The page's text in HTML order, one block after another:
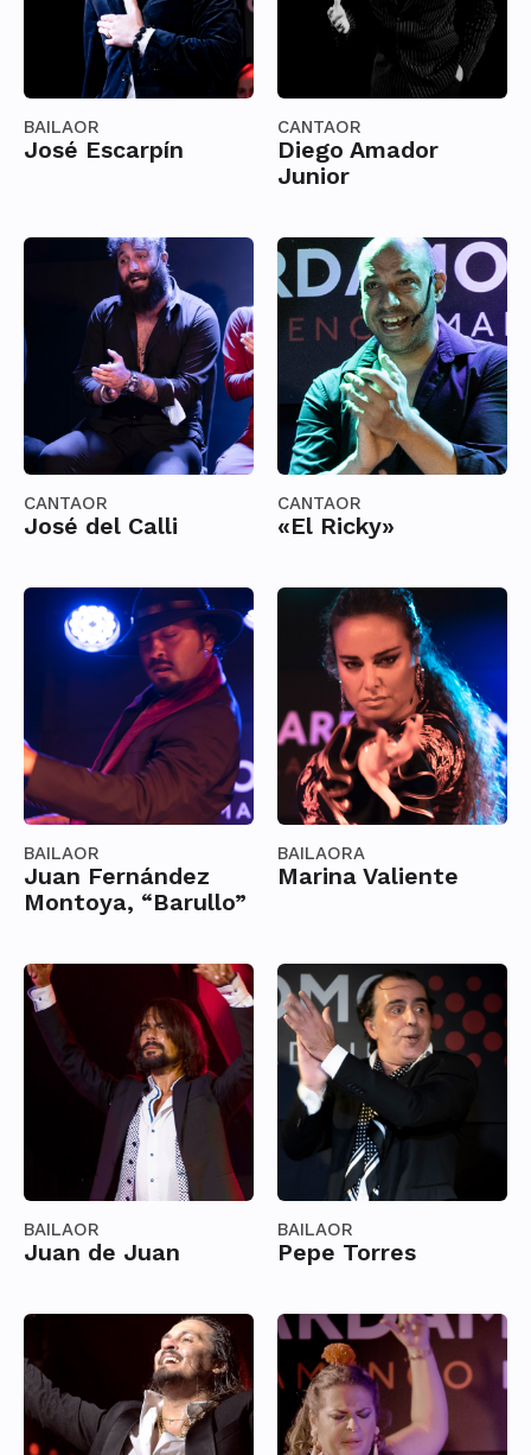
BAILAOR
José Escarpín
CANTAOR
Diego Amador
Junior
CANTAOR
José del Calli
CANTAOR
«El Ricky»
BAILAOR
Juan Fernández
Montoya, “Barullo”
BAILAORA
Marina Valiente
BAILAOR
Juan de Juan
BAILAOR
Pepe Torres